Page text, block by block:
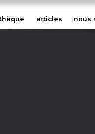
articles nous